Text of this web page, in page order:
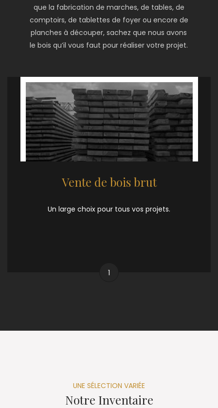
que la fabrication de marches, de tables, de
comptoirs, de tablettes de foyer ou encore de
planches à découper, sachez que nous avons
le bois qu’il vous faut pour réaliser votre projet.
Vente de bois brut
Un large choix pour tous vos projets.
1
UNE SÉLECTION VARIÉE
Notre Inventaire